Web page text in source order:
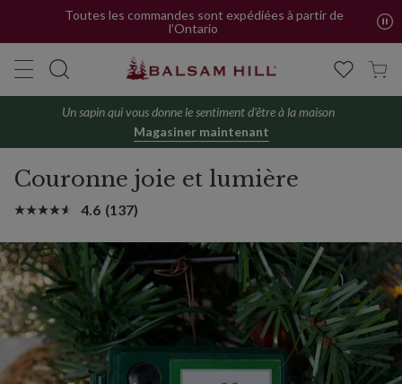
Toutes les commandes sont expédiées à partir de
l’Ontario
Un sapin qui vous donne le sentiment d'être à la maison
Magasiner maintenant
Couronne joie et lumière
4.6 (137)